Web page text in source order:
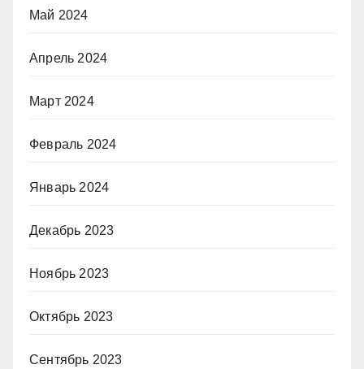
Май 2024
Апрель 2024
Март 2024
Февраль 2024
Январь 2024
Декабрь 2023
Ноябрь 2023
Октябрь 2023
Сентябрь 2023